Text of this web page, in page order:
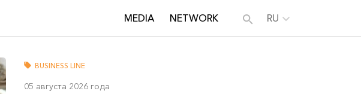
MEDIA NETWORK RU
BUSINESS LINE
05 августа 2026 года